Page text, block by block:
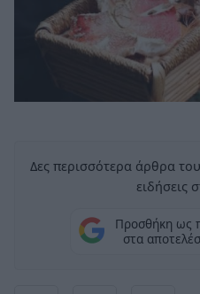
Δες περισσότερα άρθρα
ειδήσεις
Προσθήκη ως
στα